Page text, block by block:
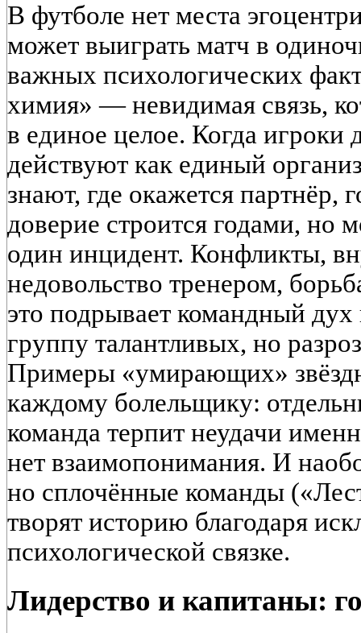
В футболе нет места
может выиграть матч в
важных психологических
химия» — невидимая связь,
в единое целое. Когда игроки
действуют как единый
знают, где окажется партнёр,
доверие строится годами, но
один инцидент. Конфликты,
недовольство тренером,
это подрывает командный
группу талантливых, но
Примеры «умирающих»
каждому болельщику:
команда терпит неудачи
нет взаимопонимания. И
но сплочённые команды
творят историю благодаря
психологической связке.
Лидерство и капитаны: